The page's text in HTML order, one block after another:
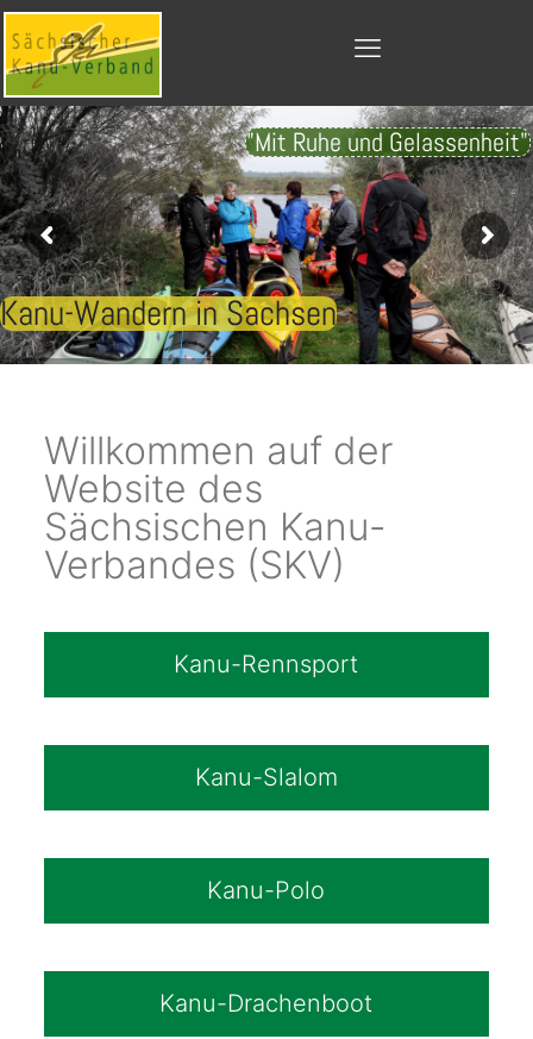
"Mit Ruhe und Gelassenheit"
Kanu-Wandern in Sachsen
Willkommen auf der
Website des
Sächsischen Kanu-
Verbandes (SKV)
Kanu-Rennsport
Kanu-Slalom
Kanu-Polo
Kanu-Drachenboot